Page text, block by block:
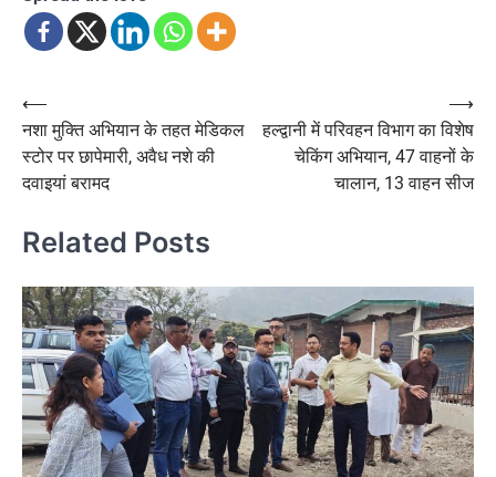
Post
navigation
⟵
नशा मुक्ति अभियान के तहत मेडिकल
स्टोर पर छापेमारी, अवैध नशे की
दवाइयां बरामद
हल्द्वानी में परिवहन विभाग का विशेष
चेकिंग अभियान, 47 वाहनों के
चालान, 13 वाहन सीज
⟶
Related Posts